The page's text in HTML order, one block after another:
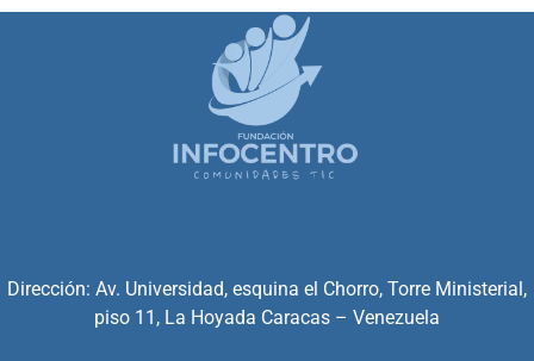
Dirección: Av. Universidad, esquina el Chorro, Torre Ministerial,
piso 11, La Hoyada Caracas – Venezuela